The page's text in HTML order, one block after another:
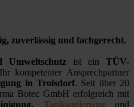
zuverlässig und fachgerecht.
ist ein TÜV-
kompetenter Ansprechpartner
in Troisdorf. Seit über 20
Botec GmbH erfolgreich mit
Tanksanierung und